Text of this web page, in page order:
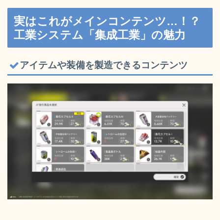
実はこれがメインコンテンツ…！？
工業システム「集成工業」の魅力
アイテムや装備を製造できるコンテンツ